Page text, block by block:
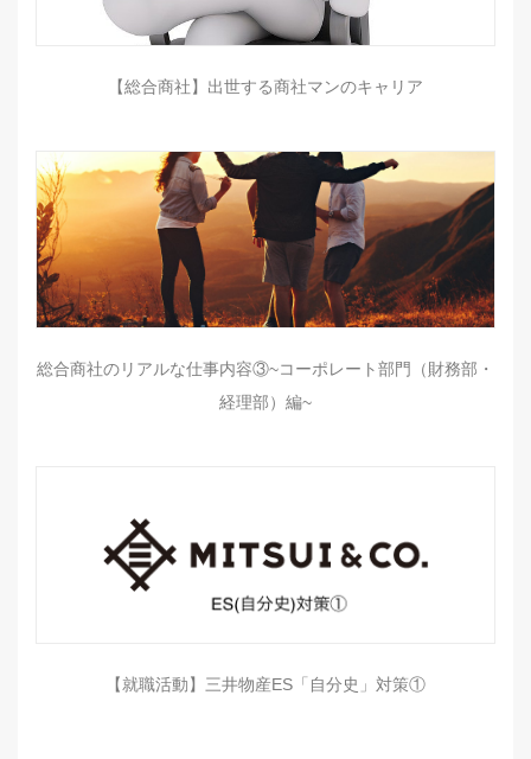
【総合商社】出世する商社マンのキャリア
総合商社のリアルな仕事内容③~コーポレート部門（財務部・
経理部）編~
【就職活動】三井物産ES「自分史」対策①